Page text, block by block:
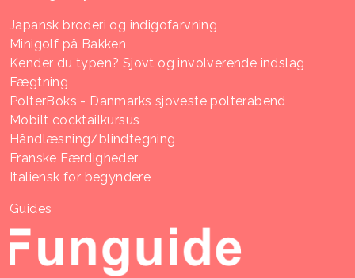
Japansk broderi og indigofarvning
Minigolf på Bakken
Kender du typen? Sjovt og involverende indslag
Fægtning
PolterBoks - Danmarks sjoveste polterabend
Mobilt cocktailkursus
Håndlæsning/blindtegning
Franske Færdigheder
Italiensk for begyndere
Guides